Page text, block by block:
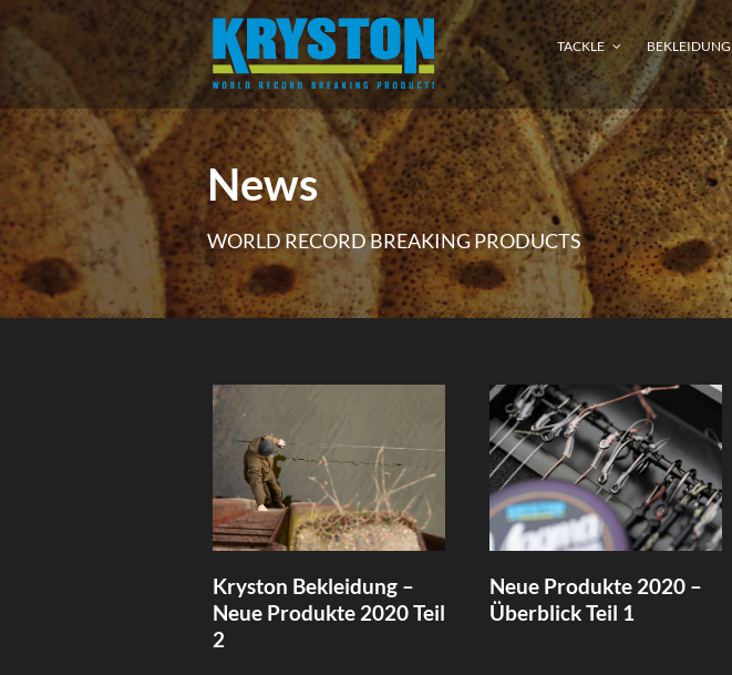
TACKLE BEKLEIDUNG
News
WORLD RECORD BREAKING PRODUCTS
Kryston Bekleidung –
Neue Produkte 2020 Teil
2
Neue Produkte 2020 –
Überblick Teil 1